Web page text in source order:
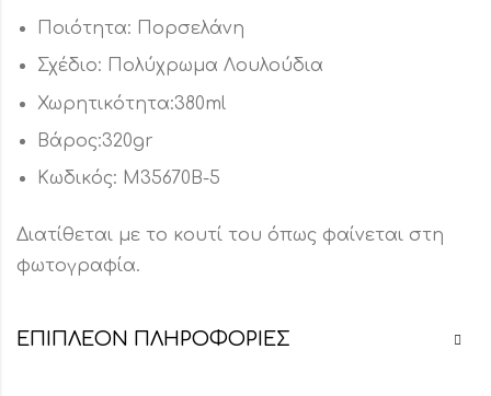
Ποιότητα: Πορσελάνη
Σχέδιο: Πολύχρωμα Λουλούδια
Χωρητικότητα:380ml
Βάρος:320gr
Κωδικός: Μ35670B-5
Διατίθεται με το κουτί του όπως φαίνεται στη
φωτογραφία.
ΕΠΙΠΛΈΟΝ ΠΛΗΡΟΦΟΡΊΕΣ